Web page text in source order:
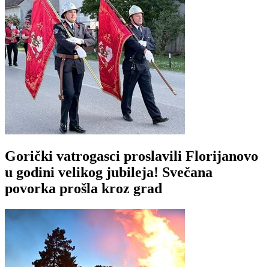
Gorički vatrogasci proslavili Florijanovo
u godini velikog jubileja! Svečana
povorka prošla kroz grad